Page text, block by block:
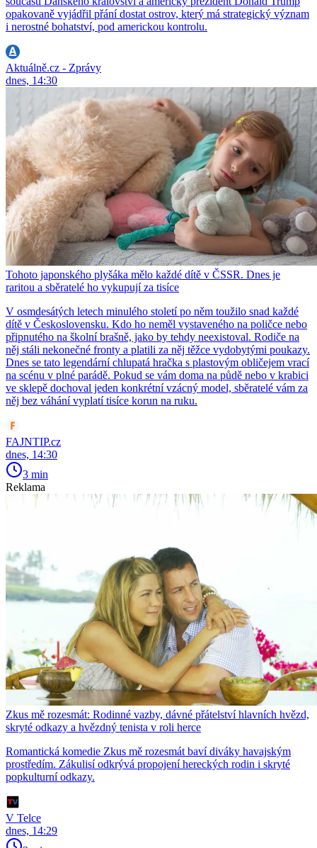
opakovaně vyjádřil přání dostat ostrov, který má strategický význam
i nerostné bohatství, pod americkou kontrolu.
Aktuálně.cz - Zprávy
dnes, 14:30
Tohoto japonského plyšáka mělo každé dítě v ČSSR. Dnes je
raritou a sběratelé ho vykupují za tisíce
V osmdesátých letech minulého století po něm toužilo snad každé
dítě v Československu. Kdo ho neměl vystaveného na poličce nebo
připnutého na školní brašně, jako by tehdy neexistoval. Rodiče na
něj stáli nekonečné fronty a platili za něj těžce vydobytými poukazy.
Dnes se tato legendární chlupatá hračka s plastovým obličejem vrací
na scénu v plné parádě. Pokud se vám doma na půdě nebo v krabici
ve sklepě dochoval jeden konkrétní vzácný model, sběratelé vám za
něj bez váhání vyplatí tisíce korun na ruku.
FAJNTIP.cz
dnes, 14:30
3 min
Reklama
Zkus mě rozesmát: Rodinné vazby, dávné přátelství hlavních hvězd,
skryté odkazy a hvězdný tenista v roli herce
Romantická komedie Zkus mě rozesmát baví diváky havajským
prostředím. Zákulisí odkrývá propojení hereckých rodin i skryté
popkulturní odkazy.
V Telce
dnes, 14:29